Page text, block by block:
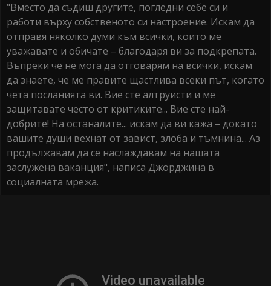
"Вместо да съдиш другите, погледни себе си и
работи върху собственото си настроение. Искам да
отправя няколко думи към всички, които ме
уважавате и обичате – благодаря ви за подкрепата.
Въпреки че не мога да отговарям на всички, искам
да знаете, че ме правите щастлива всеки път, когато
чета посланията ви. Вие сте алтруисти и ме
защитавате често от критиките... Вие сте най-
добрите! На останалите... искам да ви кажа – докато
вашите души вехнат от завист, злоба и тъмнина... Аз
продължавам да се наслаждавам на нашата
заслужена ваканция", написа Джорджина в
социалната мрежа.